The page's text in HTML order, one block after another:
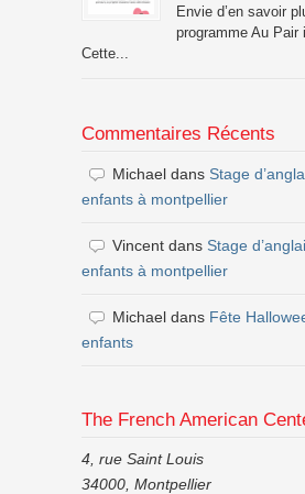
Envie d’en savoir
programme Au Pair
Cette...
Commentaires Récents
Michael dans Stage
enfants à montpellier
Vincent dans Stage
enfants à montpellier
Michael dans Fête
enfants
The French American
4, rue Saint Louis
34000, Montpellier